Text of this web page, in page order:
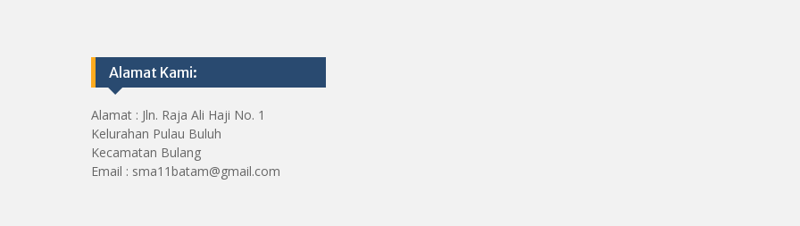
Alamat Kami:
Alamat : Jln. Raja Ali Haji No. 1
Kelurahan Pulau Buluh
Kecamatan Bulang
Email : sma11batam@gmail.com